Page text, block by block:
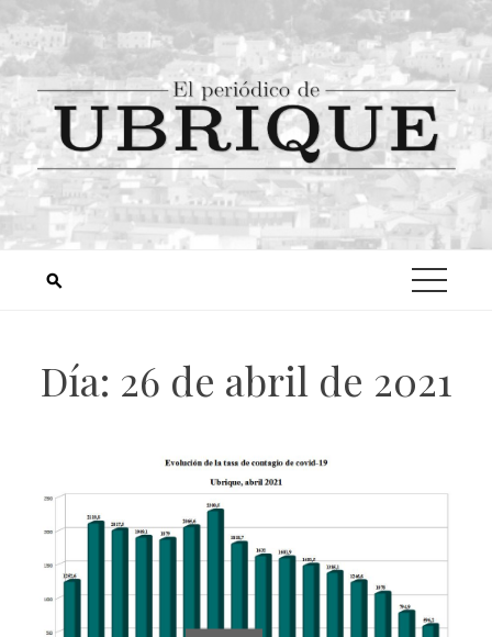
Día: 26 de abril de 2021